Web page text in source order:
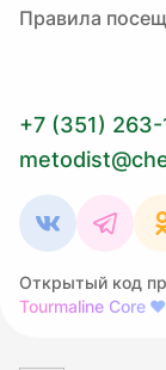
Правила
+7 (351)
Открытый код
Tourmaline Core ❤